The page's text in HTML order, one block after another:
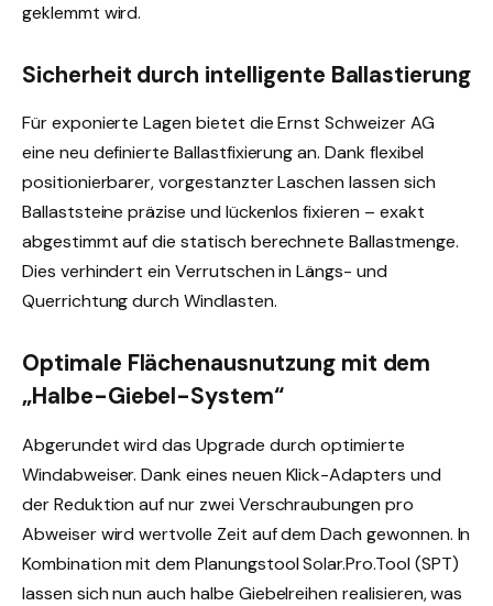
geklemmt wird.
Sicherheit durch intelligente Ballastierung
Für exponierte Lagen bietet die Ernst Schweizer AG
eine neu definierte Ballastfixierung an. Dank flexibel
positionierbarer, vorgestanzter Laschen lassen sich
Ballaststeine präzise und lückenlos fixieren – exakt
abgestimmt auf die statisch berechnete Ballastmenge.
Dies verhindert ein Verrutschen in Längs- und
Querrichtung durch Windlasten.
Optimale Flächenausnutzung mit dem
„Halbe-Giebel-System“
Abgerundet wird das Upgrade durch optimierte
Windabweiser. Dank eines neuen Klick-Adapters und
der Reduktion auf nur zwei Verschraubungen pro
Abweiser wird wertvolle Zeit auf dem Dach gewonnen. In
Kombination mit dem Planungstool Solar.Pro.Tool (SPT)
lassen sich nun auch halbe Giebelreihen realisieren, was